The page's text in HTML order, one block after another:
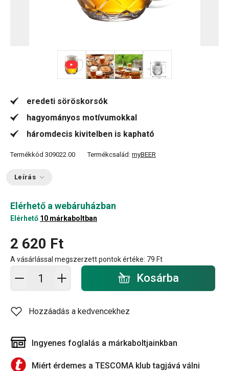
eredeti söröskorsók
hagyományos motívumokkal
háromdecis kivitelben is kapható
Termékkód 309022.00 Termékcsalád: myBEER
Leírás
Elérhető a webáruházban
Elérhető 10 márkaboltban
2 620 Ft
A vásárlással megszerzett pontok értéke: 79 Ft
Kosárba - mennyiség Kosárba
Hozzáadás a kedvencekhez
Ingyenes foglalás a márkaboltjainkban
Miért érdemes a TESCOMA klub tagjává válni